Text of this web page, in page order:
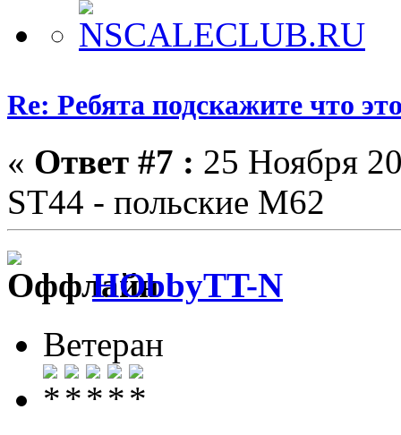
Re: Ребята подскажите что
« Ответ #7 : 25 Ноября
ST44 - польские М62
HObbyTT-N
Ветеран